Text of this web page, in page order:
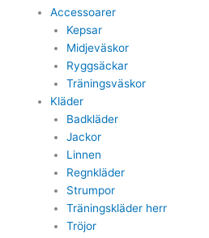
Accessoarer
Kepsar
Midjeväskor
Ryggsäckar
Träningsväskor
Kläder
Badkläder
Jackor
Linnen
Regnkläder
Strumpor
Träningskläder herr
Tröjor